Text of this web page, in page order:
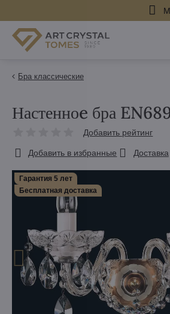
Бра классические
Гарантия 5 лет
Бесплатная доставка
Настенноe бра
Добавить рейтинг
Добавить в избранные Доставка